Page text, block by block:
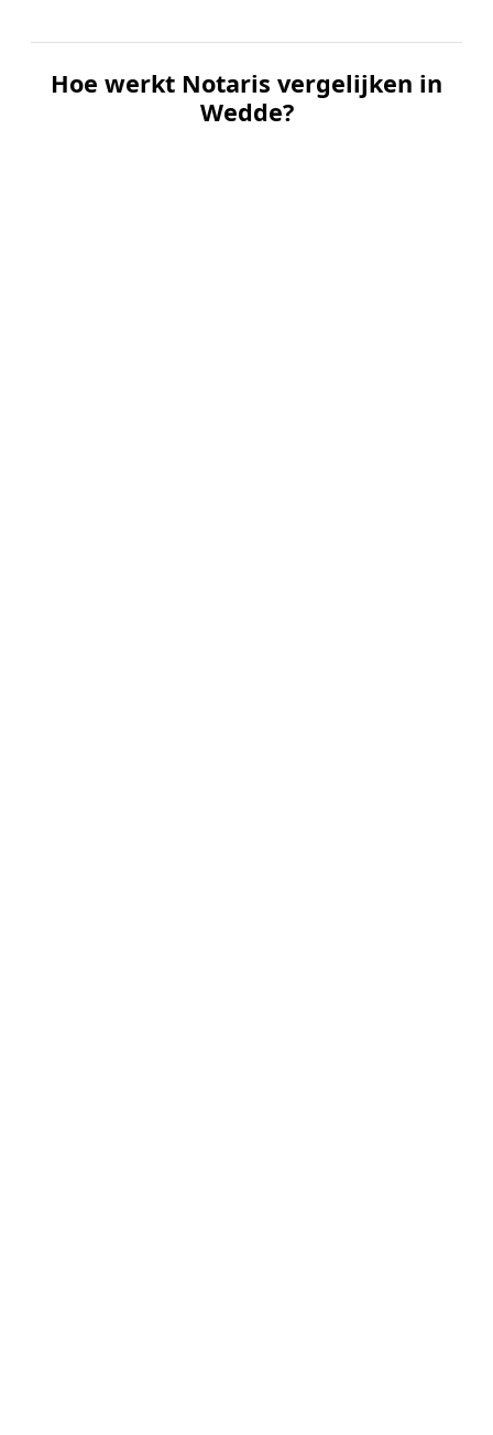
Hoe werkt Notaris vergelijken in
Wedde?